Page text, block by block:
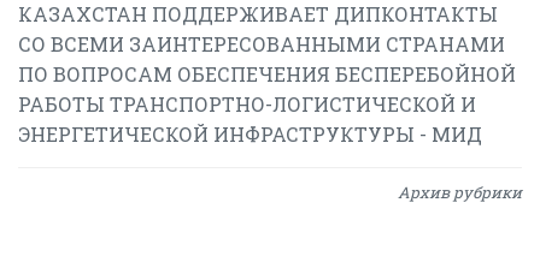
КАЗАХСТАН ПОДДЕРЖИВАЕТ ДИПКОНТАКТЫ
СО ВСЕМИ ЗАИНТЕРЕСОВАННЫМИ СТРАНАМИ
ПО ВОПРОСАМ ОБЕСПЕЧЕНИЯ БЕСПЕРЕБОЙНОЙ
РАБОТЫ ТРАНСПОРТНО-ЛОГИСТИЧЕСКОЙ И
ЭНЕРГЕТИЧЕСКОЙ ИНФРАСТРУКТУРЫ - МИД
Архив рубрики